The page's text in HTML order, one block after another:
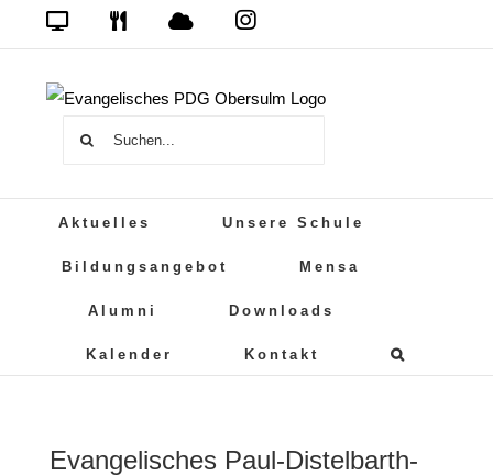
Inhalt
springen
Mensa PDG
Das
Instagram
Suche
Aktuelles Unsere Schule
Bildungsangebot Mensa
Alumni Downloads
Kalender Kontakt
Evangelisches Paul-Distelbarth-